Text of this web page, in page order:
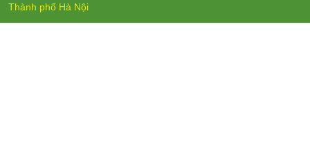
Thành phố Hà Nội